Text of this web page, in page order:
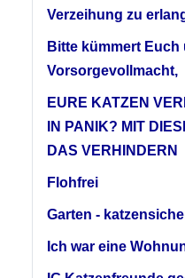
Verzeihung zu
Bitte kümmert Euch
Vorsorgevollmacht,
EURE KATZEN
IN PANIK? MIT
DAS VERHINDERN
Flohfrei
Garten -
Ich war eine